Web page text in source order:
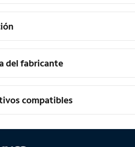
de grado óptico premium.
fácil
del fabricante
por vida
compatibles